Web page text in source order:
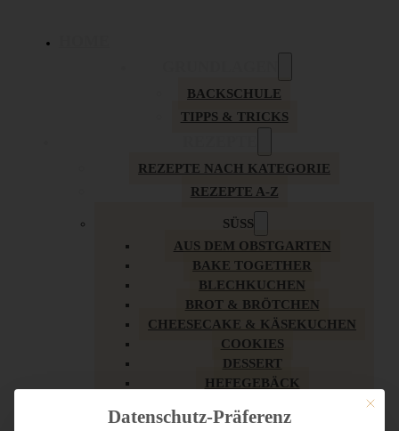
BACKSCHULE
TIPPS & TRICKS
REZEPTE NACH KATEGORIE
REZEPTE A-Z
SÜSS
AUS DEM OBSTGARTEN
BAKE TOGETHER
BLECHKUCHEN
BROT & BRÖTCHEN
CHEESECAKE & KÄSEKUCHEN
COOKIES
DESSERT
HEFEGEBÄCK
KUCHEN
Mit
Datenschutz-Präferenz